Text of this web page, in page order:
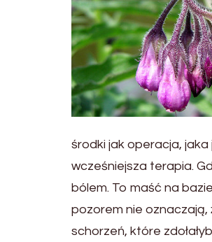
środki jak operacja,
wcześniejsza terapia.
bólem. To maść na
pozorem nie oznaczają,
schorzeń, które